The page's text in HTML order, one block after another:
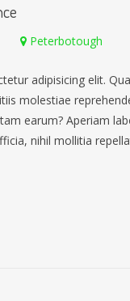
Peterbotough
adipisicing elit.
molestiae
earum? Aperiam
nihil mollitia